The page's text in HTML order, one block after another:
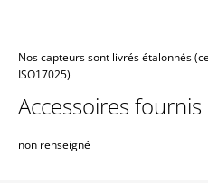
Nos capteurs sont livrés étalonnés
ISO17025)
Accessoires fournis
non renseigné